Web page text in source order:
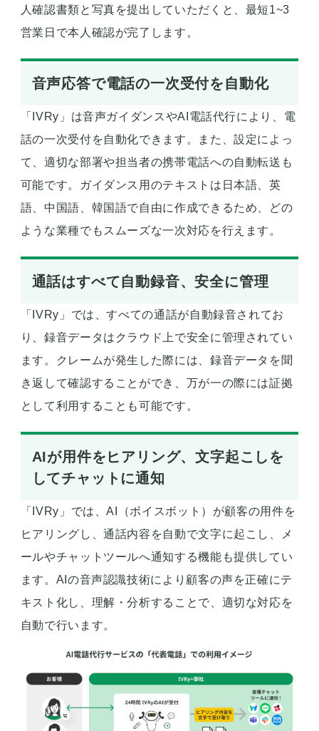
人確認書類と写真を提出していただくと、最短1~3
営業日で本人確認が完了します。
音声応答で電話の一次受付を自動化
「IVRy」は音声ガイダンスやAI電話代行により、電
話の一次受付を自動化できます。また、設定によっ
て、適切な部署や担当者の携帯電話への自動転送も
可能です。ガイダンス用のテキストは日本語、英
語、中国語、韓国語で自由に作成できるため、どの
ような業種でもスムーズな一次対応を行えます。
通話はすべて自動録音、安全に管理
「IVRy」では、すべての通話が自動録音されてお
り、録音データはクラウド上で安全に管理されてい
ます。クレームが発生した際には、録音データを聞
き返して確認することができ、万が一の際には証拠
として利用することも可能です。
AIが用件をヒアリング、文字起こしを
してチャットに通知
「IVRy」では、AI（ボイスボット）が顧客の用件を
ヒアリングし、通話内容を自動で文字に起こし、メ
ールやチャットツールへ通知する機能も提供してい
ます。AIの音声認識技術により顧客の声を正確にテ
キスト化し、理解・分析することで、適切な対応を
自動で行います。